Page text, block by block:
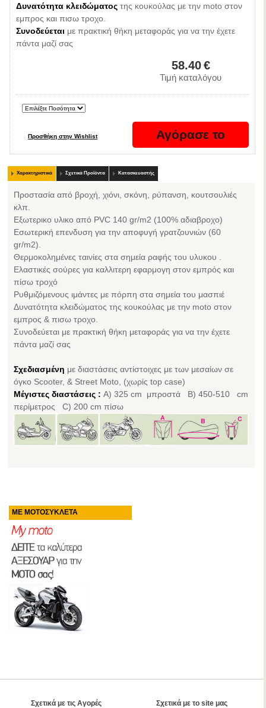
Δυνατότητα κλειδώματος της κουκούλας με την moto στον
εμπρος και πισω τροχο.
Συνοδεύεται με πρακτική θήκη μεταφοράς για να την έχετε
πάντα μαζί σας
58.40€
Τιμή καταλόγου
Χαρακτηριστικά Σχετικά Προϊόντα Κατασκευαστής
Προστασία από βροχή, χιόνι, σκόνη, ρύπανση, κουτσουλιές
κλπ.
Εξωτερικο υλικο από PVC 140 gr/m2 (100% αδιαβροχο)
Εσωτερική επενδυση για την αποφυγή γρατζουνιών (60
gr/m2).
Θερμοκολημένες ταινίες στα σημεία ραφής του υλυκου .
Eλαστικές σούρες για καλλιτερη εφαρμογη στον εμπρός και
πίσω τροχό
Ρυθμιζόμενους ιμάντες με πόρπη στα σημεία του μασπιέ
Δυνατότητα κλειδώματος της κουκούλας με την moto στον
εμπρος & πισω τροχο.
Συνοδεύεται με πρακτική θήκη μεταφοράς για να την έχετε
πάντα μαζί σας
Σχεδιασμένη με διαστάσεις αντίστοιχες με των μεσαίων σε
όγκο Scooter, & Street Moto, (χωρίς top case)
Μέγιστες διαστάσεις : A) 325 cm μπροστά B) 450-510 cm
περίμετρος C) 200 cm πίσω
ΜΕ ΜΟΤΟΣΥΚΛΕΤΑ
Σχετικά με τις Αγορές Σχετικά με το site μας